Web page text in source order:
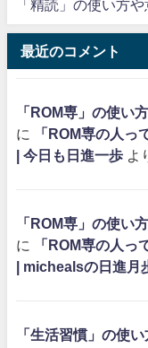
「精読」の使い方
最近のコメント
「ROM専」の使い
に
「ROM専の人っ
| 今日も日進一歩 よ
「ROM専」の使い
に
「ROM専の人っ
| michealsの日進月
「生活習慣」の使